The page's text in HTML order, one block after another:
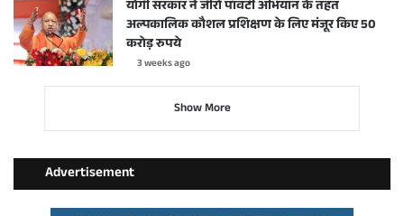
योगी सरकार ने जीरो पॉवर्टी अभियान के तहत
अल्पकालिक कौशल प्रशिक्षण के लिए मंजूर किए 50
करोड़ रुपये
3 weeks ago
Show More
Advertisement